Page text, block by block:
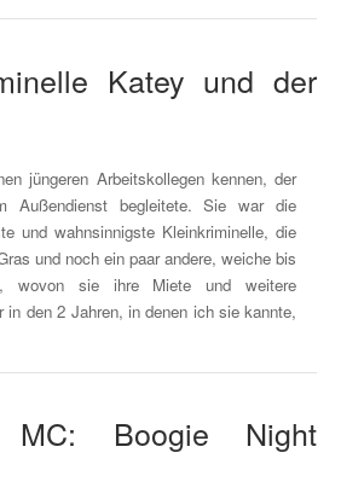
Katey und der
jüngeren Arbeitskollegen kennen, der
Außendienst begleitete. Sie war die
und wahnsinnigste Kleinkriminelle, die
und noch ein paar andere, weiche bis
wovon sie ihre Miete und weitere
den 2 Jahren, in denen ich sie kannte,
Boogie Night